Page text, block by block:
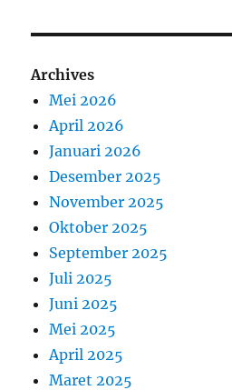
Archives
Mei 2026
April 2026
Januari 2026
Desember 2025
November 2025
Oktober 2025
September 2025
Juli 2025
Juni 2025
Mei 2025
April 2025
Maret 2025